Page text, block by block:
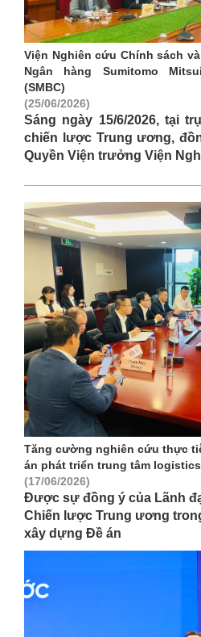
Viện Nghiên cứu Chính sách
Ngân hàng Sumitomo
(SMBC)
(25/06/2026)
Sáng ngày 15/6/2026, tại
chiến lược Trung ương,
Quyền Viện trưởng Viện
Tăng cường nghiên cứu thực
án phát triển trung tâm
(17/06/2026)
Được sự đồng ý của Lãnh
Chiến lược Trung ương
xây dựng Đề án